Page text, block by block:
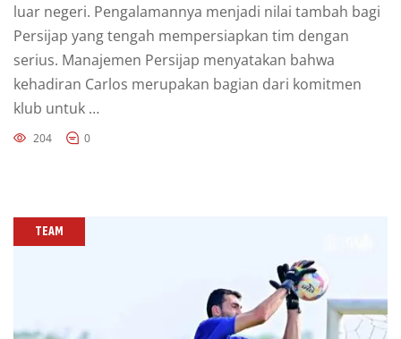
luar negeri. Pengalamannya menjadi nilai tambah bagi
Persijap yang tengah mempersiapkan tim dengan
serius. Manajemen Persijap menyatakan bahwa
kehadiran Carlos merupakan bagian dari komitmen
klub untuk …
204 0
TEAM